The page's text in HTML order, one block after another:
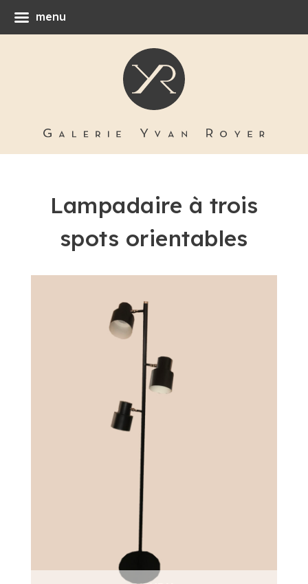
Lampadaire à trois
spots orientables
menu